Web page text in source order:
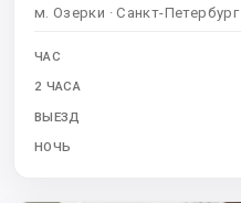
м. Озерки · Санкт-Петербург
ЧАС
2 ЧАСА
ВЫЕЗД
НОЧЬ